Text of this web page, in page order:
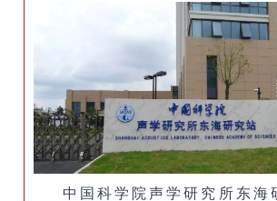
中国科学院声学研究所东海